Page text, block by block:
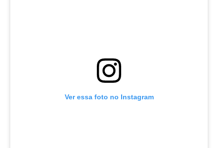
Ver essa foto no Instagram